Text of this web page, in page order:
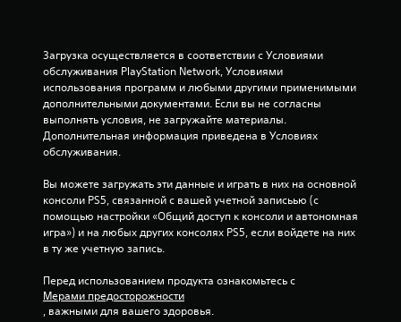
5
е
н
Загрузка осуществляется в соответствии с Условиями
обслуживания PlayStation Network, Условиями
использования программ и любыми другими применимыми
дополнительными документами. Если вы не согласны
выполнять условия, не загружайте материалы.
Дополнительная информация приведена в Условиях
обслуживания.
Вы можете загружать эти данные и играть в них на основной
консоли PS5, связанной с вашей учетной записьью (с
помощью настройки «Общий доступ к консоли и автономная
игра») и на любых других консолях PS5, если войдете на них
в ту же учетную запись.
Перед использованием продукта ознакомьтесь с
Мерами предосторожности
, важными для вашего здоровья.